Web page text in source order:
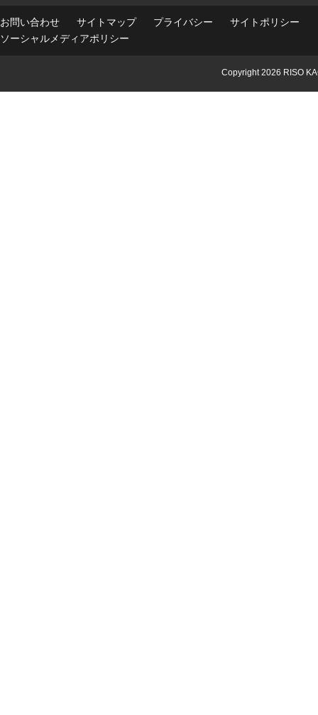
請
は
か
お問い合わせ サイトマップ プライバシー
サイトポリシー
ソーシャルメディアポリシー
Copyright2026 RISO